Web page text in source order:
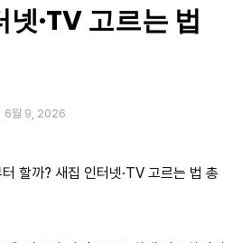
·TV 고르는 법
6월 9, 2026